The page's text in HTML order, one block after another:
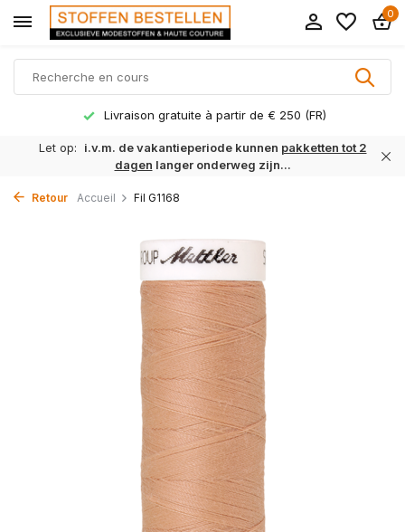
0
Livraison gratuite à partir de € 250 (FR)
Let op: i.v.m. de vakantieperiode kunnen pakketten tot 2
dagen langer onderweg zijn...
Retour Accueil Fil G1168